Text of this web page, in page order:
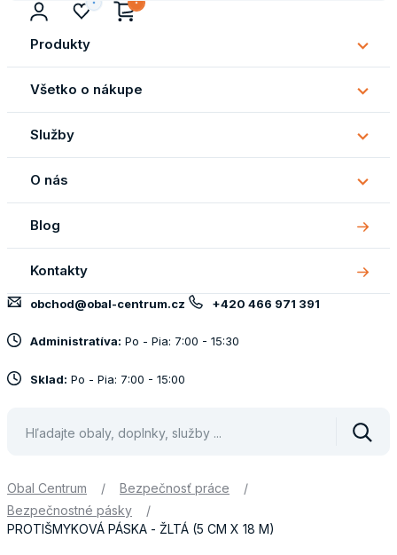
Produkty
Všetko o nákupe
o
Služby
O nás
O
nás
Blog
Kontakty
obchod@obal-centrum.cz +420 466 971 391
Administratíva: Po - Pia: 7:00 - 15:30
Sklad: Po - Pia: 7:00 - 15:00
Obal Centrum / Bezpečnosť práce
/
Bezpečnostné pásky
/
PROTIŠMYKOVÁ PÁSKA - ŽLTÁ (5 CM X 18 M)